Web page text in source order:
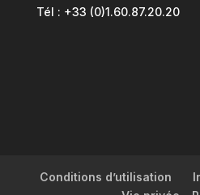
Tél : +33 (0)1.60.87.20.20
Conditions d’utilisation